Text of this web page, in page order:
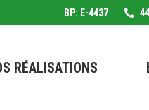
BP: E-4437
RÉALISATIONS